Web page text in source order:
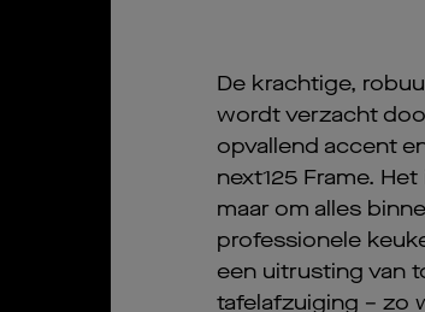
De krachtige,
wordt verzacht
opvallend accent
next125 Frame.
maar om alles
professionele
een uitrusting van
tafelafzuiging – zo